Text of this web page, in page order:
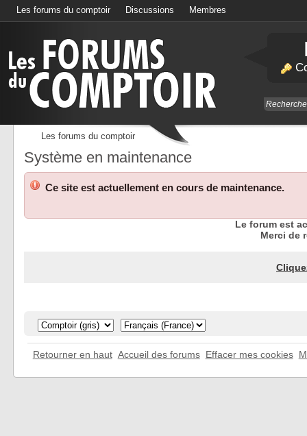
Les forums du comptoir Discussions Membres
Les forums du comptoir
Système en maintenance
Ce site est actuellement en cours de maintenance.
Le forum est
Merci de
Retourner en haut Accueil des forums Effacer mes cookies